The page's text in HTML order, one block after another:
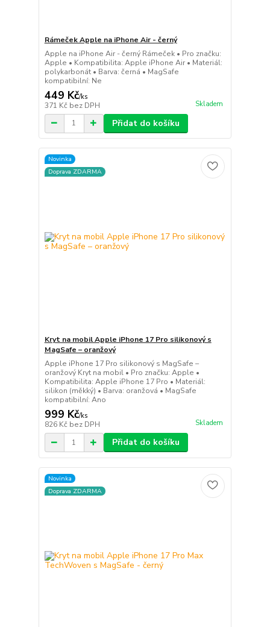
Rámeček Apple na iPhone Air - černý
Apple na iPhone Air - černý Rámeček • Pro značku:
Apple • Kompatibilita: Apple iPhone Air • Materiál:
polykarbonát • Barva: černá • MagSafe
kompatibilní: Ne
449 Kč/ks
371 Kč bez DPH Skladem
Přidat do košíku
Novinka
Doprava ZDARMA
Kryt na mobil Apple iPhone 17 Pro silikonový s
MagSafe – oranžový
Apple iPhone 17 Pro silikonový s MagSafe –
oranžový Kryt na mobil • Pro značku: Apple •
Kompatibilita: Apple iPhone 17 Pro • Materiál:
silikon (měkký) • Barva: oranžová • MagSafe
kompatibilní: Ano
999 Kč/ks
826 Kč bez DPH Skladem
Přidat do košíku
Novinka
Doprava ZDARMA